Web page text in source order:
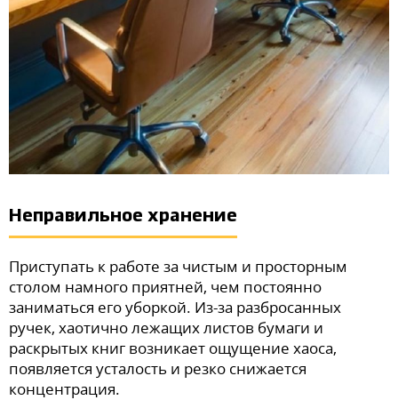
Неправильное хранение
Приступать к работе за чистым и просторным
столом намного приятней, чем постоянно
заниматься его уборкой. Из-за разбросанных
ручек, хаотично лежащих листов бумаги и
раскрытых книг возникает ощущение хаоса,
появляется усталость и резко снижается
концентрация.